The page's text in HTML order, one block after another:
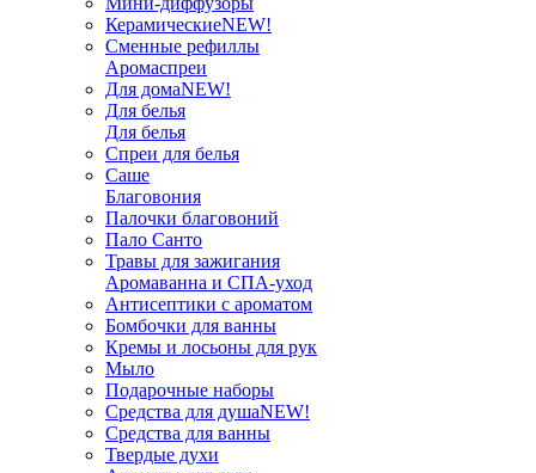
КерамическиеNEW!
Сменные рефиллы
Аромаспреи
Для домаNEW!
Для белья
Для белья
Спреи для белья
Саше
Благовония
Палочки благовоний
Пало Санто
Травы для зажигания
Аромаванна и СПА-уход
Антисептики с ароматом
Бомбочки для ванны
Кремы и лосьоны для рук
Мыло
Подарочные наборы
Средства для душаNEW!
Средства для ванны
Твердые духи